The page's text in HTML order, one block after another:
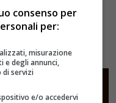
consenso per
per:
misurazione
e degli annunci,
di servizi
e/o accedervi